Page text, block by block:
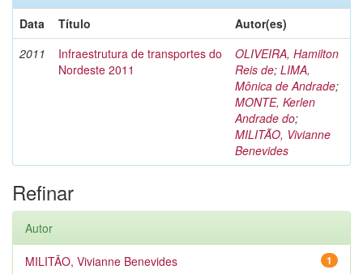
Data
Título
Autor(es)
2011
Infraestrutura de transportes do
Nordeste 2011
OLIVEIRA, Hamilton
Reis de; LIMA,
Mônica de Andrade;
MONTE, Kerlen
Andrade do;
MILITÃO, Vivianne
Benevides
Refinar
Autor
1
MILITÃO, Vivianne Benevides